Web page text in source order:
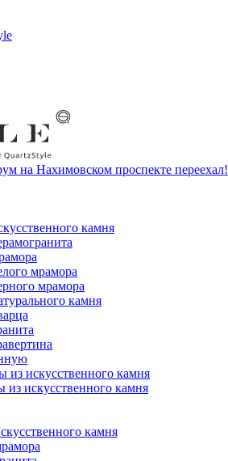
на Нахимовском проспекте переехал!
камня
мрамора
мрамора
камня
искусственного камня
искусственного камня
камня